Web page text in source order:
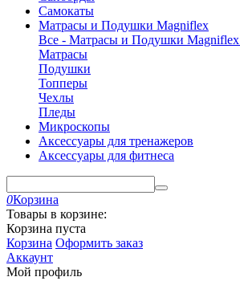
Самокаты
Матрасы и Подушки Magniflex
Все - Матрасы и Подушки Magniflex
Матрасы
Подушки
Топперы
Чехлы
Пледы
Микроскопы
Аксессуары для тренажеров
Аксессуары для фитнеса
0Корзина
Товары в корзине:
Корзина пуста
Корзина Оформить заказ
Аккаунт
Мой профиль